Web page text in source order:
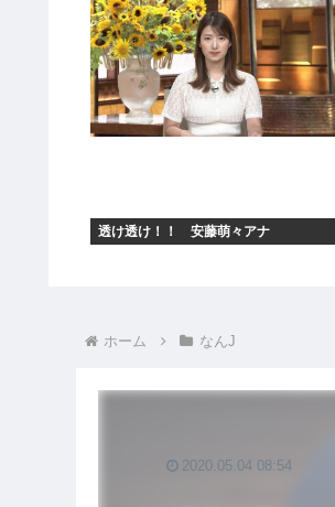
透け透け！！ 安藤萌々アナ
ホーム なんJ
2020.05.04 08:54